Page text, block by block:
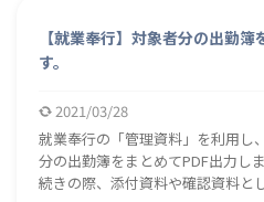
【就業奉行】対象者分の出勤
す。
2021/03/28
就業奉行の「管理資料」を利用し
分の出勤簿をまとめてPDF出力します。 社会保険や労働
続きの際、添付資料や確認資料と